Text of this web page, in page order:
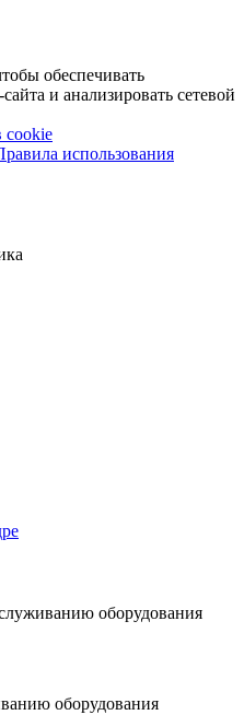
обеспечивать
и анализировать сетевой
cookie
использования
оборудования
оборудования